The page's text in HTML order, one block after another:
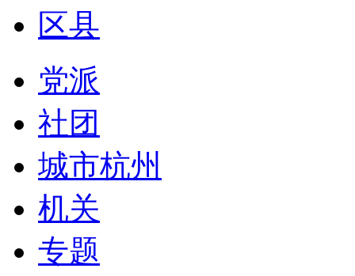
区县
党派
社团
城市杭州
机关
专题